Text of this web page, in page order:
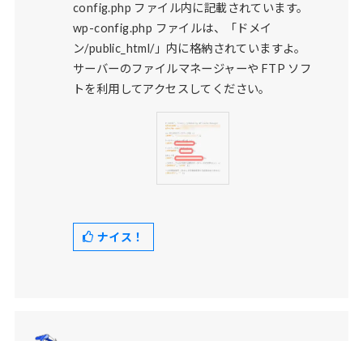
config.php ファイル内に記載されています。
wp-config.php ファイルは、「ドメイ
ン/public_html/」内に格納されていますよ。
サーバーのファイルマネージャーや FTP ソフ
トを利用してアクセスしてください。
ナイス！